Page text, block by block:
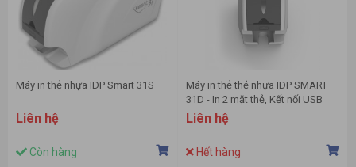
Máy in thẻ nhựa IDP Smart 31S
Liên hệ
Còn hàng
Máy in thẻ thẻ nhựa IDP SMART
31D - In 2 mặt thẻ, Kết nối USB
Liên hệ
Hết hàng